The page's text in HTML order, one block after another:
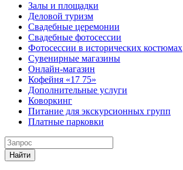
Залы и площадки
Деловой туризм
Свадебные церемонии
Свадебные фотосессии
Фотосессии в исторических костюмах
Сувенирные магазины
Онлайн-магазин
Кофейня «17 75»
Дополнительные услуги
Коворкинг
Питание для экскурсионных групп
Платные парковки
Найти